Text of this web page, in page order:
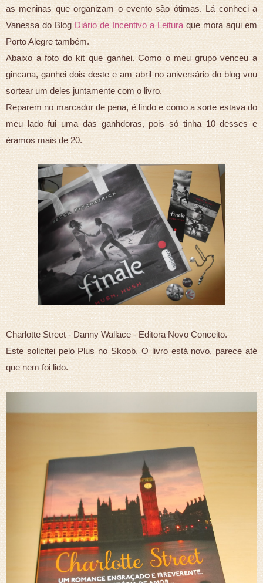
as meninas que organizam o evento são ótimas. Lá conheci a
Vanessa do BlogDiário de Incentivo a Leitura que mora aqui em
Porto Alegre também.
Abaixo a foto do kit que ganhei. Como o meu grupo venceu a
gincana, ganhei dois deste e am abril no aniversário do blog vou
sortear um deles juntamente com o livro.
Reparem no marcador de pena, é lindo e como a sorte estava do
meu lado fui uma das ganhdoras, pois só tinha 10 desses e
éramos mais de 20.
Charlotte Street - Danny Wallace - Editora Novo Conceito.
Este solicitei pelo Plus no Skoob. O livro está novo, parece até
que nem foi lido.